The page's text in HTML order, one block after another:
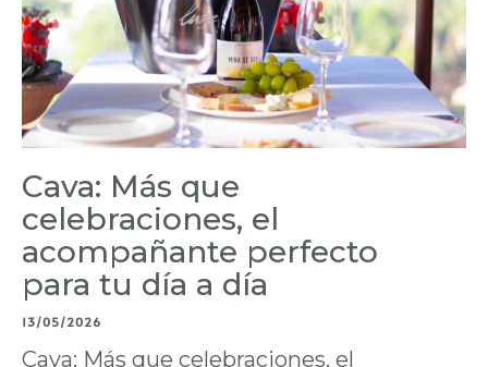
Cava: Más que
celebraciones, el
acompañante perfecto
para tu día a día
13/05/2026
Cava: Más que celebraciones, el